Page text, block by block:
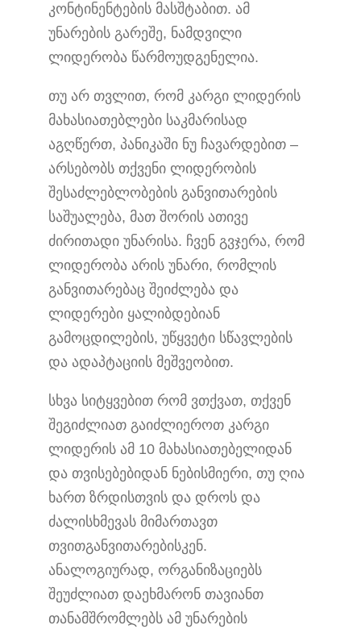
კონტინენტების მასშტაბით. ამ
უნარების გარეშე, ნამდვილი
ლიდერობა წარმოუდგენელია.
თუ არ თვლით, რომ კარგი ლიდერის
მახასიათებლები საკმარისად
აგღწერთ, პანიკაში ნუ ჩავარდებით –
არსებობს თქვენი ლიდერობის
შესაძლებლობების განვითარების
საშუალება, მათ შორის ათივე
ძირითადი უნარისა. ჩვენ გვჯერა, რომ
ლიდერობა არის უნარი, რომლის
განვითარებაც შეიძლება და
ლიდერები ყალიბდებიან
გამოცდილების, უწყვეტი სწავლების
და ადაპტაციის მეშვეობით.
სხვა სიტყვებით რომ ვთქვათ, თქვენ
შეგიძლიათ გაიძლიეროთ კარგი
ლიდერის ამ 10 მახასიათებელიდან
და თვისებებიდან ნებისმიერი, თუ ღია
ხართ ზრდისთვის და დროს და
ძალისხმევას მიმართავთ
თვითგანვითარებისკენ.
ანალოგიურად, ორგანიზაციებს
შეუძლიათ დაეხმარონ თავიანთ
თანამშრომლებს ამ უნარების